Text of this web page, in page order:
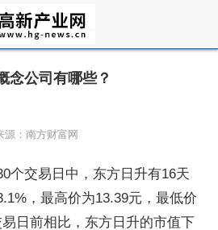
念公司有哪些？
源：南方财富网
个交易日中，东方日升有16天
，最高价为13.39元，最低价
日前相比，东方日升的市值下